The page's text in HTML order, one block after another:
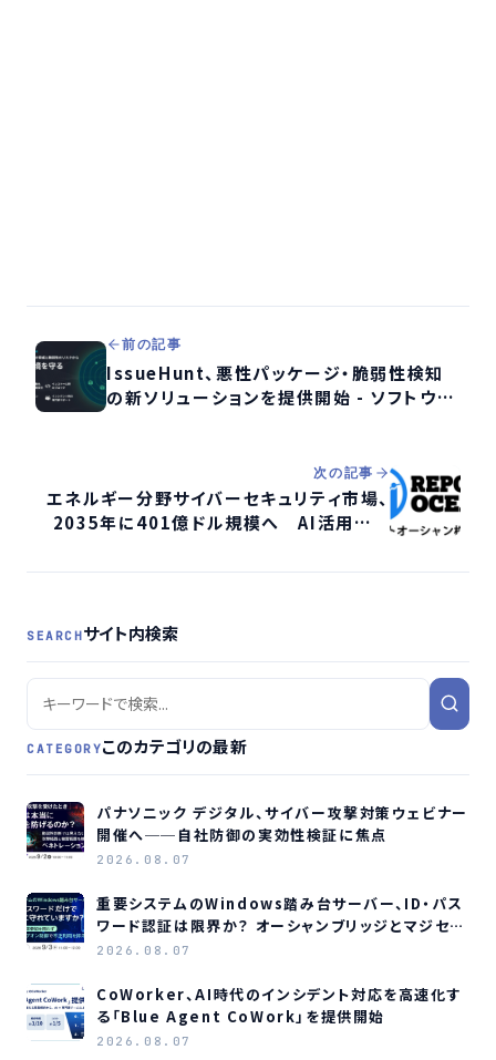
前の記事
IssueHunt、悪性パッケージ・脆弱性検知
の新ソリューションを提供開始 - ソフトウェ
次の記事
エネルギー分野サイバーセキュリティ市場、
2035年に401億ドル規模へ AI活用で重
SEARCHサイト内検索
CATEGORYこのカテゴリの最新
パナソニック デジタル、サイバー攻撃対策ウェビナー
開催へ──自社防御の実効性検証に焦点
2026.08.07
重要システムのWindows踏み台サーバー、ID・パス
ワード認証は限界か？ オーシャンブリッジとマジセミ
がウェビナー開催へ
2026.08.07
CoWorker、AI時代のインシデント対応を高速化す
る「Blue Agent CoWork」を提供開始
2026.08.07